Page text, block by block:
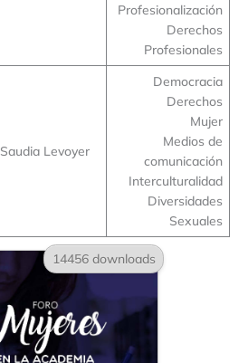
Profesionalización
Derechos
Profesionales
Saudia Levoyer
Democracia
Derechos
Mujer
Medios de
comunicación
Interculturalidad
Diversidades
Sexuales
14456 downloads